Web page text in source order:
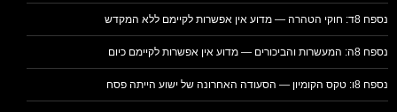
נספח 8ד: חוקי הטהרה — מדוע אין אפשרות לקיימם ללא המקדש
נספח 8ה: המעשרות והביכורים — מדוע אין אפשרות לקיימם כיום
נספח 8ו: טקס הקומיון — הסעודה האחרונה של ישוע הייתה פסח